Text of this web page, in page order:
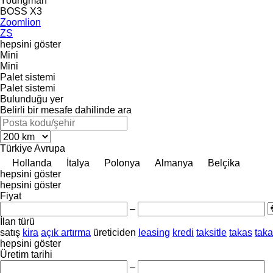
BOSS X3
Zoomlion
ZS
hepsini göster
Mini
Mini
Palet sistemi
Palet sistemi
Bulunduğu yer
Belirli bir mesafe dahilinde ara
TürkiyeAvrupa
Hollanda
İtalya Polonya Almanya
Belçika
hepsini göster
hepsini göster
Fiyat
–
İlan türü
satış kira açık artırma üreticiden leasing kredi taksitle takas
hepsini göster
Üretim tarihi
–